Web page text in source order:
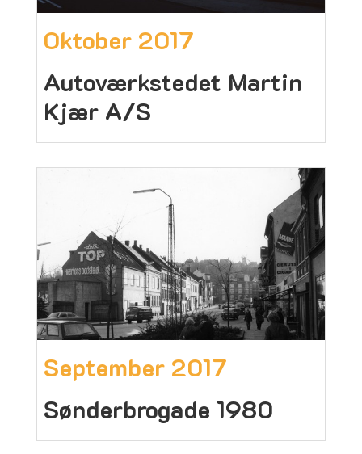
Oktober 2017
Autoværkstedet Martin
Kjær A/S
September 2017
Sønderbrogade 1980